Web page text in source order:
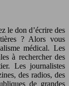
le don d’écrire des
? Alors vous
médical. Les
à rechercher des
Les journalistes
des radios, des
de grandes